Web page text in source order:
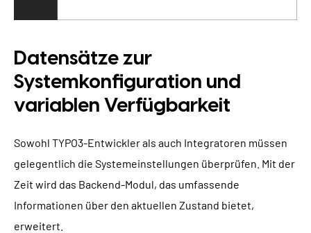
Datensätze zur
Systemkonfiguration und
variablen Verfügbarkeit
Sowohl TYPO3-Entwickler als auch Integratoren müssen
gelegentlich die Systemeinstellungen überprüfen. Mit der
Zeit wird das Backend-Modul, das umfassende
Informationen über den aktuellen Zustand bietet,
erweitert.